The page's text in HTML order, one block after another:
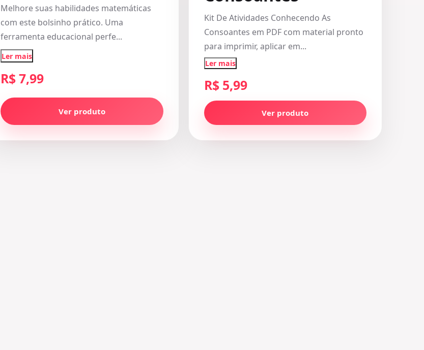
Melhore suas habilidades matemáticas
com este bolsinho prático. Uma
ferramenta educacional perfe...
Ler mais
R$ 7,99
Ver produto
Kit De Atividades Conhecendo As
Consoantes em PDF com material pronto
para imprimir, aplicar em...
Ler mais
R$ 5,99
Ver produto